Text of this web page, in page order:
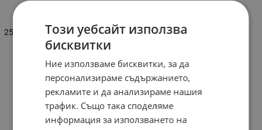
250 бр.
Този уебсайт използва
бисквитки
Ние използваме бисквитки, за да
персонализираме съдържанието,
рекламите и да анализираме нашия
трафик. Също така споделяме
информация за използването на